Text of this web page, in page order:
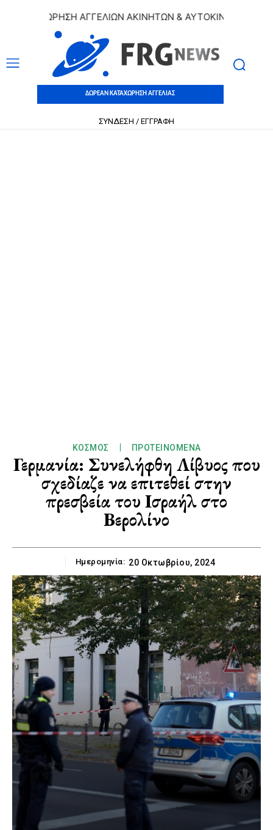
ΑΓΓΕΛΙΩΝ ΑΚΙΝΗΤΩΝ & ΑΥΤΟΚΙΝΗΤΩΝ |
ΔΩΡΕΑΝ ΚΑΤΑΧΩΡΗΣΗ ΑΓΓΕΛΙΑΣ
ΣΥΝΔΕΣΗ / ΕΓΓΡΑΦΗ
ΚΌΣΜΟΣ ΠΡΟΤΕΙΝΌΜΕΝΑ
Γερμανία: Συνελήφθη Λίβυος που
σχεδίαζε να επιτεθεί στην
πρεσβεία του Ισραήλ στο
Βερολίνο
Ημερομηνία: 20 Οκτωβρίου, 2024